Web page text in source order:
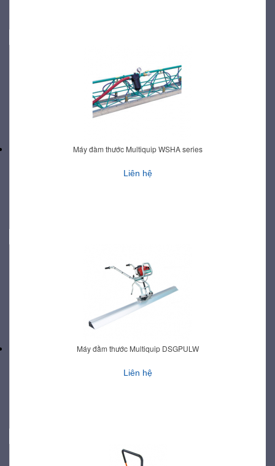
Máy đàm thước Multiquip WSHA series
Liên hệ
Máy đầm thước Multiquip DSGPULW
Liên hệ